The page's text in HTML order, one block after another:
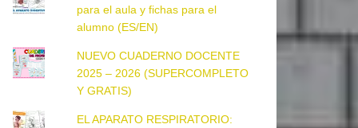
para el aula y fichas para el
alumno (ES/EN)
NUEVO CUADERNO DOCENTE
2025 – 2026 (SUPERCOMPLETO
Y GRATIS)
EL APARATO RESPIRATORIO: